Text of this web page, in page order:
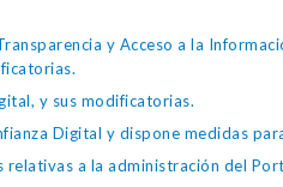
y Acceso a la
y sus modificatorias.
Digital y dispone medidas
a la administración del